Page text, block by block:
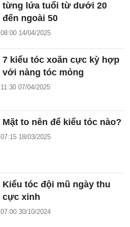
từng lứa tuổi từ dưới 20
đến ngoài 50
08:00 14/04/2025
7 kiểu tóc xoăn cực kỳ hợp
với nàng tóc mỏng
11:30 07/04/2025
Mặt to nên để kiểu tóc nào?
07:15 18/03/2025
Kiểu tóc đội mũ ngày thu
cực xinh
07:00 30/10/2024